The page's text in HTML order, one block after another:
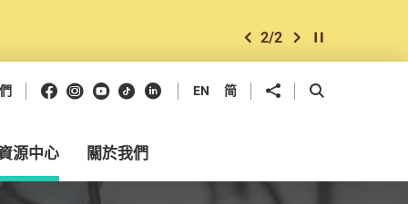
上一個
2/2 下一個開始/暫停幻燈
Facebook
Instagram
Youtube
抖音領英 EN 简 分享到 開啟搜尋框
源中心 關於我們